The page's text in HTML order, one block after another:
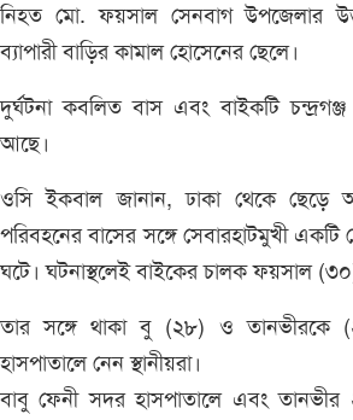
নিহত মো. ফয়সাল সেনবাগ উপজেলার
ব্যাপারী বাড়ির কামাল হোসেনের ছেলে।
দুর্ঘটনা কবলিত বাস এবং বাইকটি
আছে।
ওসি ইকবাল জানান, ঢাকা থেকে ছেড়ে
পরিবহনের বাসের সঙ্গে সেবারহাটমুখী
ঘটে। ঘটনাস্থলেই বাইকের চালক ফয়সাল
তার সঙ্গে থাকা বু (২৮) ও
হাসপাতালে নেন স্থানীয়রা।
বাবু ফেনী সদর হাসপাতালে এবং তানভীর